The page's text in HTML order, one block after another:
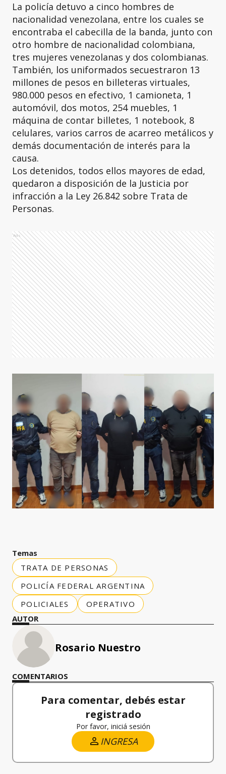
La policía detuvo a cinco hombres de
nacionalidad venezolana, entre los cuales se
encontraba el cabecilla de la banda, junto con
otro hombre de nacionalidad colombiana,
tres mujeres venezolanas y dos colombianas.
También, los uniformados secuestraron 13
millones de pesos en billeteras virtuales,
980.000 pesos en efectivo, 1 camioneta, 1
automóvil, dos motos, 254 muebles, 1
máquina de contar billetes, 1 notebook, 8
celulares, varios carros de acarreo metálicos y
demás documentación de interés para la
causa.
Los detenidos, todos ellos mayores de edad,
quedaron a disposición de la Justicia por
infracción a la Ley 26.842 sobre Trata de
Personas.
Ads
Temas
TRATA DE PERSONAS
POLICÍA FEDERAL ARGENTINA
POLICIALES
OPERATIVO
AUTOR
Rosario Nuestro
COMENTARIOS
Para comentar, debés estar
registrado
Por favor, iniciá sesión
INGRESA